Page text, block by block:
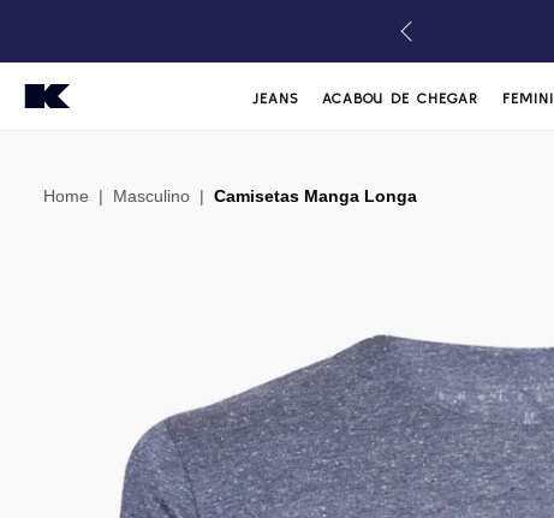
JEANS ACABOU DE CHEGAR
Home | Masculino | Camisetas Manga Longa